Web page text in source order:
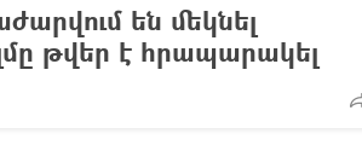
են մեկնել
թվեր է հրապարակել